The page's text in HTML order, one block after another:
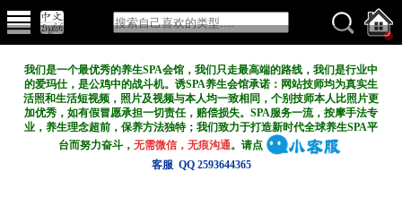
我们是一个最优秀的养生SPA会馆，我们只走最高端的路线，我们是行业中
的爱玛仕，是公鸡中的战斗机。诱SPA养生会馆承诺：网站技师均为真实生
活照和生活短视频，照片及视频与本人均一致相同，个别技师本人比照片更
加优秀，如有假冒愿承担一切责任，赔偿损失。SPA服务一流，按摩手法专
业，养生理念超前，保养方法独特；我们致力于打造新时代全球养生SPA平
台而努力奋斗，无需微信，无痕沟通。请点
客服 QQ 2593644365